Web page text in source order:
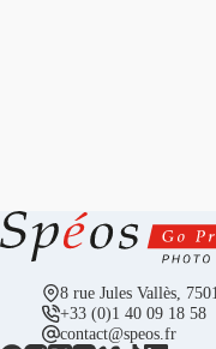
8 rue Jules Vallès,
+33 (0)1 40 09 18 58
contact@speos.fr